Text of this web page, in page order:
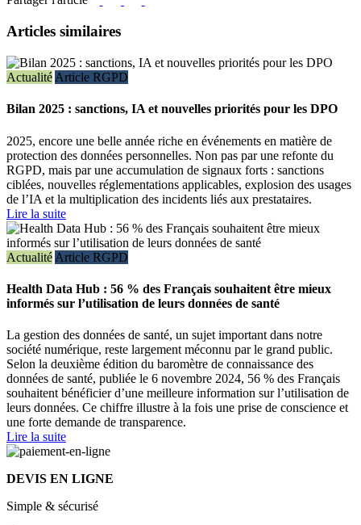
Articles similaires
Actualité Article RGPD
Bilan 2025 : sanctions, IA et nouvelles priorités pour les DPO
2025, encore une belle année riche en événements en matière de
protection des données personnelles. Non pas par une refonte du
RGPD, mais par une accumulation de signaux forts : sanctions
ciblées, nouvelles réglementations applicables, explosion des usages
de l’IA et la multiplication des incidents liés aux prestataires.
Lire la suite
Actualité Article RGPD
Health Data Hub : 56 % des Français souhaitent être mieux
informés sur l’utilisation de leurs données de santé
La gestion des données de santé, un sujet important dans notre
société numérique, reste largement méconnu par le grand public.
Selon la deuxième édition du baromètre de connaissance des
données de santé, publiée le 6 novembre 2024, 56 % des Français
souhaitent bénéficier d’une meilleure information sur l’utilisation de
leurs données. Ce chiffre illustre à la fois une prise de conscience et
une forte demande de transparence.
Lire la suite
DEVIS EN LIGNE
Simple & sécurisé